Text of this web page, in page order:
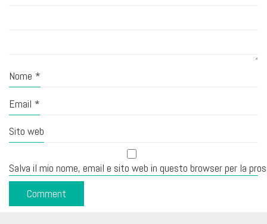
Nome *
Email *
Sito web
Salva il mio nome, email e sito web in questo browser per la